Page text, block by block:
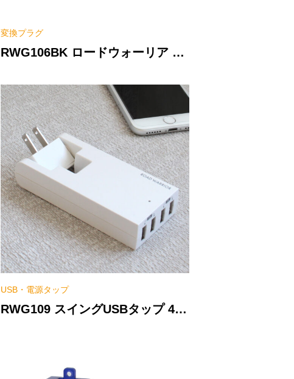
変換プラグ
RWG106BK ロードウォーリア パ
USB・電源タップ
RWG109 スイングUSBタップ 4ポ